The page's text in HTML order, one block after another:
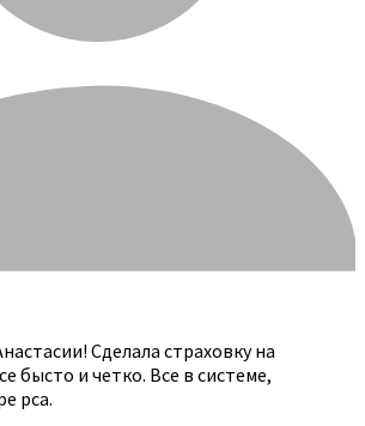
Сделала страховку на
бысто и четко. Все в системе,
рса.